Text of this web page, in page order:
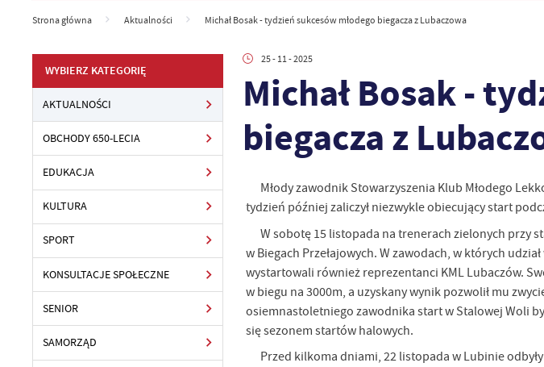
Strona główna Aktualności Michał Bosak - tydzień sukcesów młodego biegacza z Lubaczowa
WYBIERZ KATEGORIĘ
AKTUALNOŚCI
OBCHODY 650-LECIA
EDUKACJA
KULTURA
SPORT
KONSULTACJE SPOŁECZNE
SENIOR
SAMORZĄD
25 - 11 - 2025
Michał Bosak -
biegacza z
Młody zawodnik Stowarzyszenia Klub Młodego
tydzień później zaliczył niezwykle obiecujący start
W sobotę 15 listopada na trenerach zielonych przy
w Biegach Przełajowych. W zawodach, w których
wystartowali również reprezentanci KML Lubaczów.
w biegu na 3000m, a uzyskany wynik pozwolił mu
osiemnastoletniego zawodnika start w Stalowej Woli
się sezonem startów halowych.
Przed kilkoma dniami, 22 listopada w Lubinie